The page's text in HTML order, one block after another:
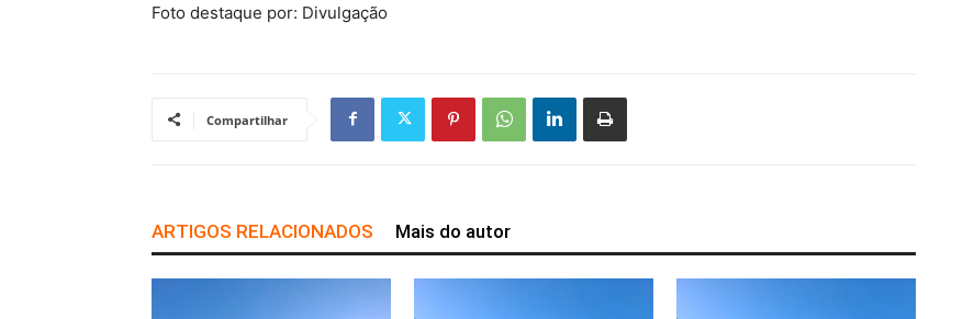
Foto destaque por: Divulgação
Compartilhar
ARTIGOS RELACIONADOS Mais do autor